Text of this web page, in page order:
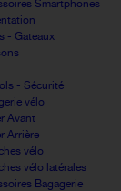
Smartphones
- Gateaux
- Sécurité
vélo
Avant
Arrière
vélo
vélo latérales
Bagagerie